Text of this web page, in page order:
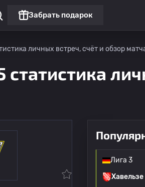
Забрать подарок
личных встреч, счёт и обзор
09.08
Лига 3
Хавельзе